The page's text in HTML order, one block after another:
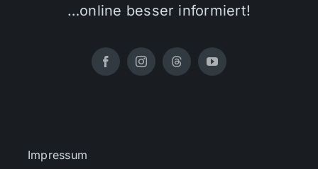
…online besser informiert!
Impressum